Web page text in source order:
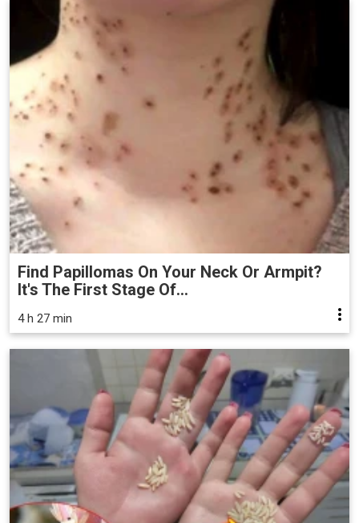
Find Papillomas On Your Neck Or Armpit?
It's The First Stage Of...
4 h 27 min